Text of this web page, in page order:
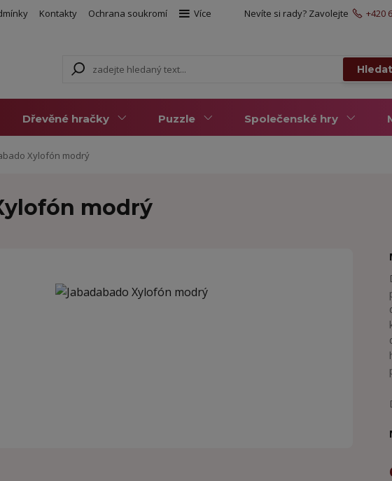
Kontakty Ochrana soukromí Více
Hledat
Nevíte si rady? Zavolejte +420
Dřevěné hračky Puzzle Společenské hry
Xylofón modrý
modrý